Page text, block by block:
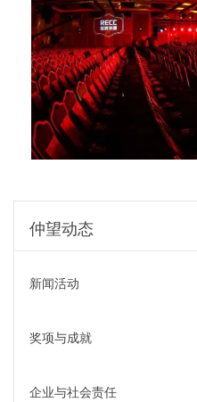
仲望动态
新闻活动
奖项与成就
企业与社会责任